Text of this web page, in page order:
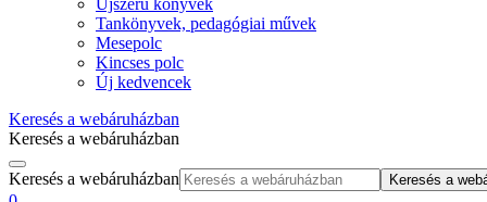
Újszerű könyvek
Tankönyvek, pedagógiai művek
Mesepolc
Kincses polc
Új kedvencek
Keresés a webáruházban
Keresés a webáruházban
Keresés a webáruházban Keresés a